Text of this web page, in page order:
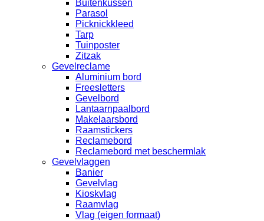
Buitenkussen
Parasol
Picknickkleed
Tarp
Tuinposter
Zitzak
Gevelreclame
Aluminium bord
Freesletters
Gevelbord
Lantaarnpaalbord
Makelaarsbord
Raamstickers
Reclamebord
Reclamebord met beschermlak
Gevelvlaggen
Banier
Gevelvlag
Kioskvlag
Raamvlag
Vlag (eigen formaat)